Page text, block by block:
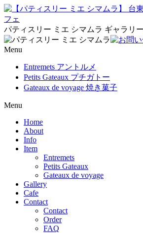
パティスリー ミエ シマムラ ギャラリ
Menu
Entremets アントルメ
Petits Gateaux プチガトー
Gateaux de voyage 焼き菓子
Menu
Home
About
Info
Item
Entremets
Petits Gateaux
Gateaux de voyage
Gallery
Cafe
Contact
Contact
Order
FAQ